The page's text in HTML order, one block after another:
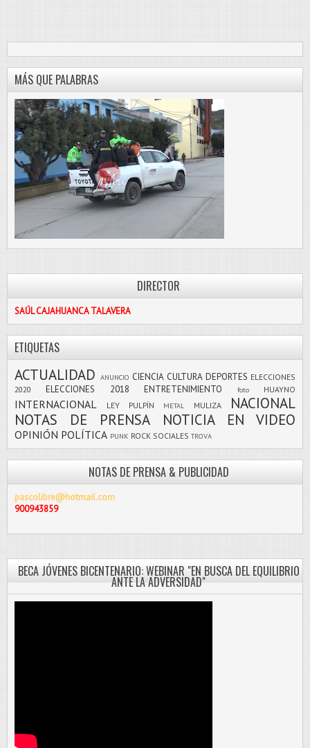
MÁS QUE PALABRAS
DIRECTOR
SAÚL CAJAHUANCA TALAVERA
ETIQUETAS
ACTUALIDAD ANUNCIO CIENCIA CULTURA DEPORTES ELECCIONES
2020
ELECCIONES 2018 ENTRETENIMIENTO foto HUAYNO
INTERNACIONAL LEY PULPÍN METAL MULIZA
NACIONAL
NOTAS DE PRENSA
NOTICIA EN VIDEO
OPINIÓN POLÍTICA PUNK ROCK SOCIALES TROVA
NOTAS DE PRENSA & PUBLICIDAD
pascolibre@hotmail.com
900943859
BECA JÓVENES BICENTENARIO: WEBINAR "EN BUSCA DEL EQUILIBRIO
ANTE LA ADVERSIDAD"